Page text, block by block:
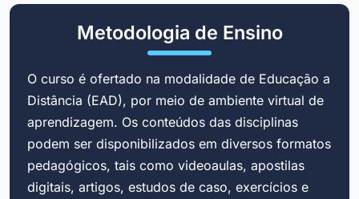
Metodologia de Ensino
O curso é ofertado na modalidade de Educação a
Distância (EAD), por meio de ambiente virtual de
aprendizagem. Os conteúdos das disciplinas
podem ser disponibilizados em diversos formatos
pedagógicos, tais como videoaulas, apostilas
digitais, artigos, estudos de caso, exercícios e